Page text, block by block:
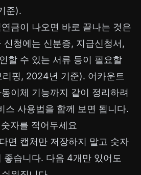
준).
금이 나오면 바로 끝나는 것은
신청에는 신분증, 지급신청서,
할 수 있는 서류 등이 필요할
핑, 2024년 기준). 어카운트
동이체 기능까지 같이 정리하려
스 사용법을 함께 보면 됩니다.
자를 적어두세요
면 캡처만 저장하지 말고 숫자
좋습니다. 다음 4개만 있어도